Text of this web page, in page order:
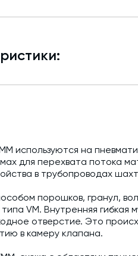
используются на
для перехвата потока
в трубопроводах
порошков, гранул,
VM. Внутренняя гибкая
отверстие. Это
в камеру клапана.